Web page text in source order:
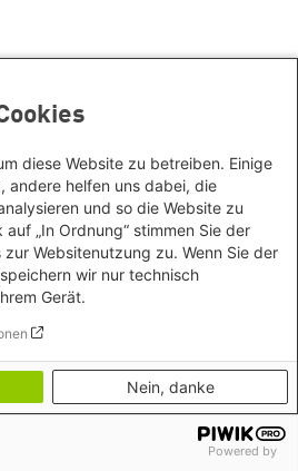
folgender
BY-NC-ND 4.0
für Demokratie und Ökologie
diese Website zu betreiben. Einige
andere helfen uns dabei, die
und so die Website zu
„In Ordnung“ stimmen Sie der
Websitenutzung zu. Wenn Sie der
wir nur technisch
Gerät.
Nein, danke
Powered by